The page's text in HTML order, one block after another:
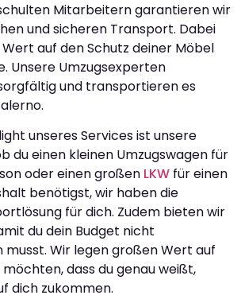
Mitarbeitern garantieren wir
und sicheren Transport. Dabei
auf den Schutz deiner Möbel
Unsere Umzugsexperten
und transportieren es
unseres Services ist unsere
du einen kleinen Umzugswagen für
oder einen großen LKW für einen
benötigst, wir haben die
für dich. Zudem bieten wir
du dein Budget nicht
Wir legen großen Wert auf
dass du genau weißt,
dich zukommen.